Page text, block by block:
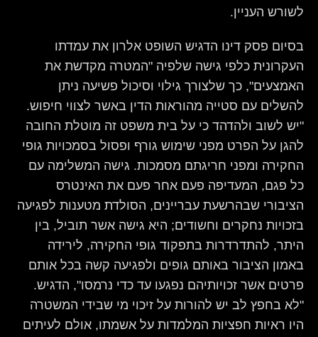
לשורש העניין.
בסיום פסק דינו הדגיש השופט אלרון את עמדתו
העקרונית כלפי גישה שלפיה "המטרה מקדשת את
האמצעים", כך שלצורך גילוי וסיכול פשיעה ניתן
להשלים עם סטייה מהוראות הדין באשר לצווי חיפוש.
"יש לשוב ולהדהד כי על בית משפט זה מוטלת החובה
להגן על הפרט מפני שימוש גורף ופסול בסמכויות גופי
החקירה ומפני חריגתם מסמכות. גישה המשלימה עם
כל פגם, המעדיפה פעם אחר פעם את האינטרס
הציבורי שבהרשעת עבריינים, הסולדת מטענות לפגיעה
בזכויות נחקרים וחשודים; היא גישה אשר תוביל, בין
היתר, להתדרדרות בתפקוד גופי החקירה, לירידה
באמון הציבור באותם גופים ולפגיעה קשה בכל אותם
פרטים אשר זכויותיהם נפגעו עד כדי נרמסו", הדגיש.
"לא בחפץ לב יש להורות על זיכוי מי שבידי המשטרה
היו ראיות חפציות המלמדות על אשמתו, אולם לעיתים